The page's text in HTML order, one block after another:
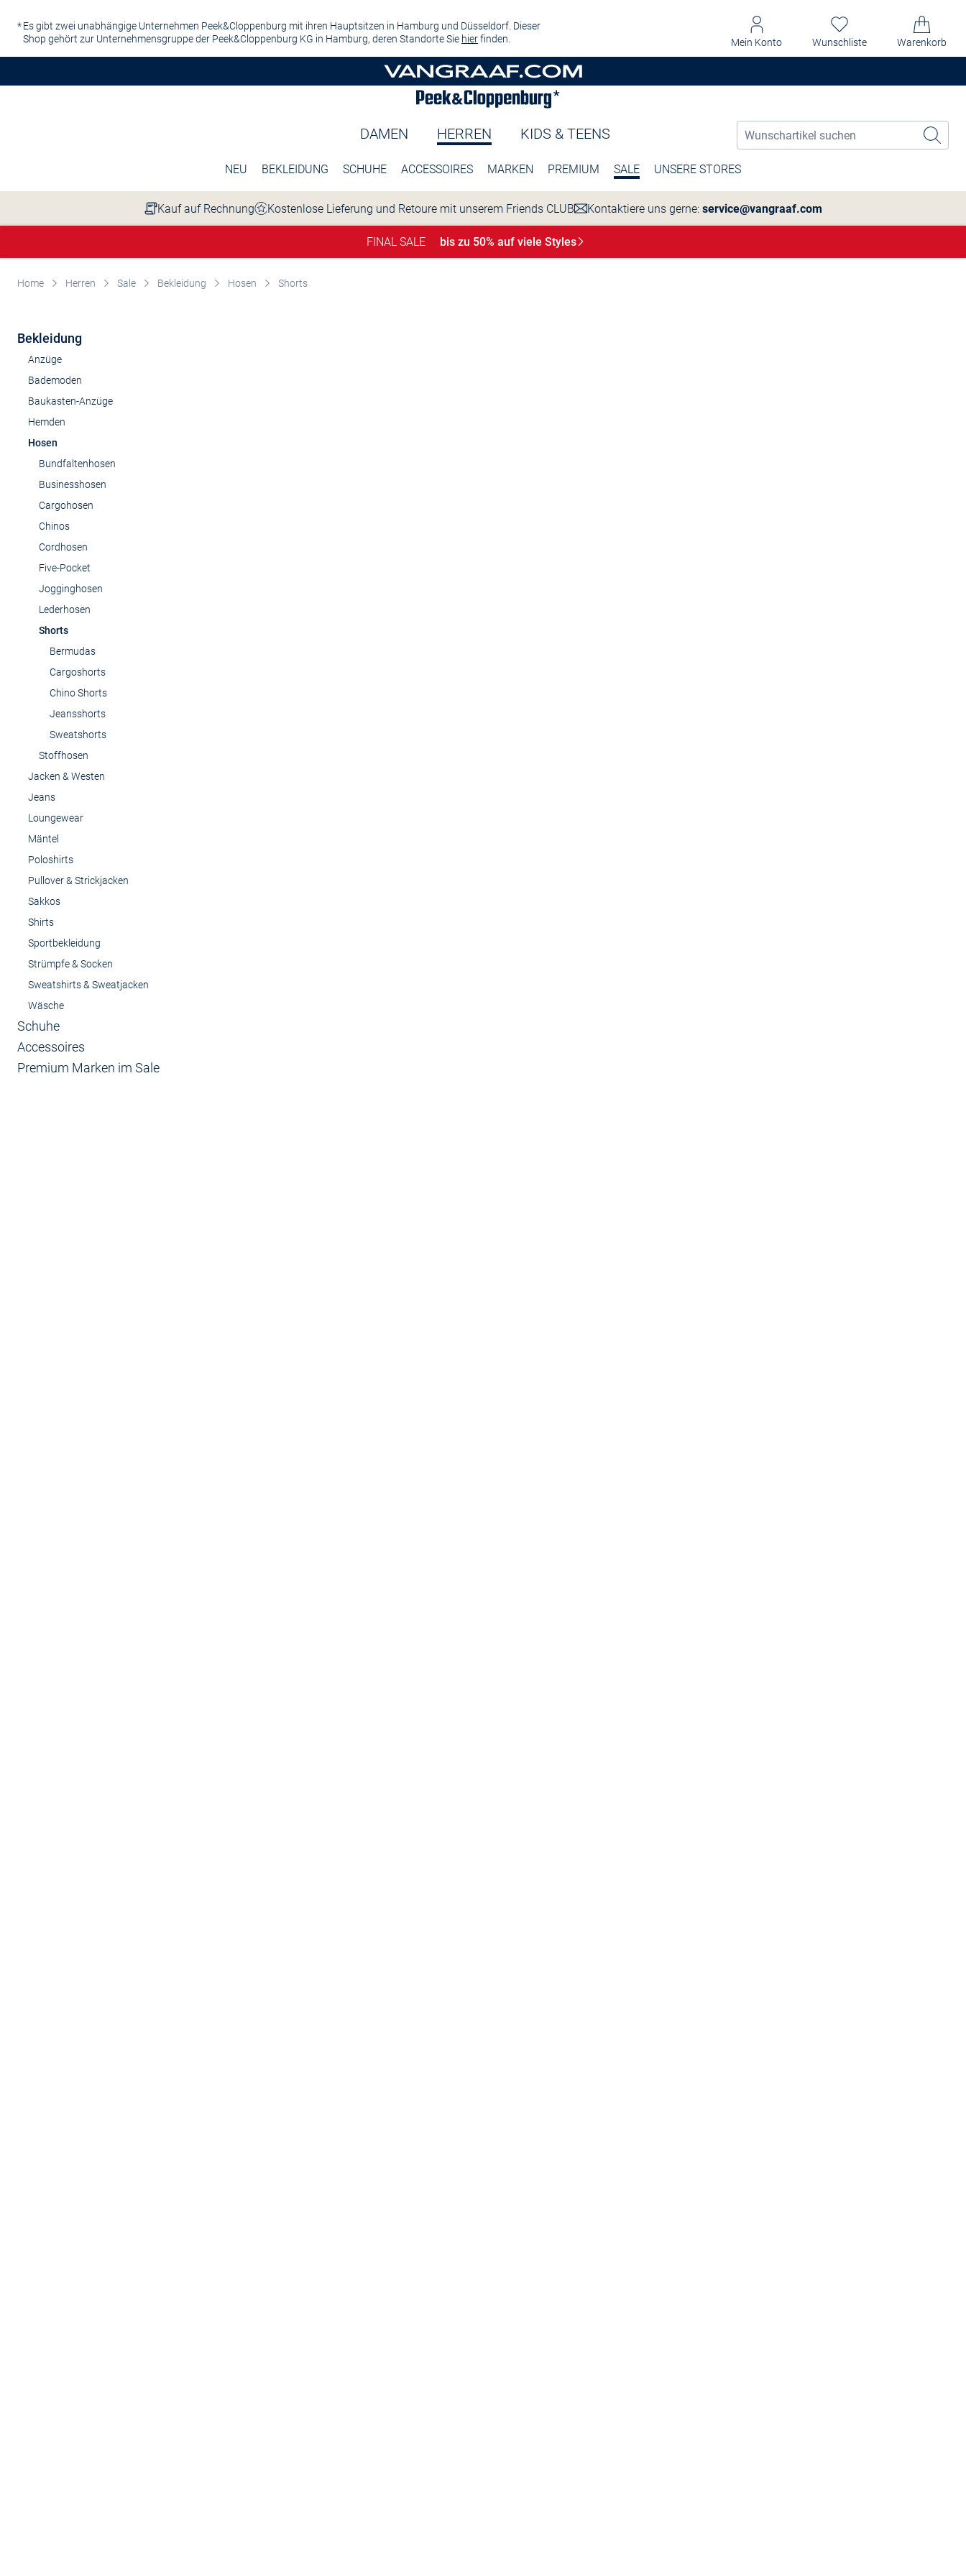
Es gibt zwei unabhängige Unternehmen Peek&Cloppenburg mit ihren Hauptsitzen in Hamburg und Düsseldorf. Dieser
Shop gehört zur Unternehmensgruppe der Peek&Cloppenburg KG in Hamburg, deren Standorte Sie hierfinden. Mein Konto Wunschliste Warenkorb
DAMEN HERREN KIDS & TEENS
NEU BEKLEIDUNG SCHUHE ACCESSOIRES MARKEN PREMIUM SALE UNSERE STORES
Kauf auf Rechnung Kostenlose Lieferung und Retoure mit unserem Friends CLUB Kontaktiere uns gerne: service@vangraaf.com
FINAL SALE bis zu 50% auf viele Styles
Home Herren Sale Bekleidung Hosen Shorts
Bekleidung
Anzüge
Bademoden
Baukasten-Anzüge
Hemden
Hosen
Bundfaltenhosen
Businesshosen
Cargohosen
Chinos
Cordhosen
Five-Pocket
Jogginghosen
Lederhosen
Shorts
Bermudas
Cargoshorts
Chino Shorts
Jeansshorts
Sweatshorts
Stoffhosen
Jacken & Westen
Jeans
Loungewear
Mäntel
Poloshirts
Pullover & Strickjacken
Sakkos
Shirts
Sportbekleidung
Strümpfe & Socken
Sweatshirts & Sweatjacken
Wäsche
Schuhe
Accessoires
Premium Marken im Sale